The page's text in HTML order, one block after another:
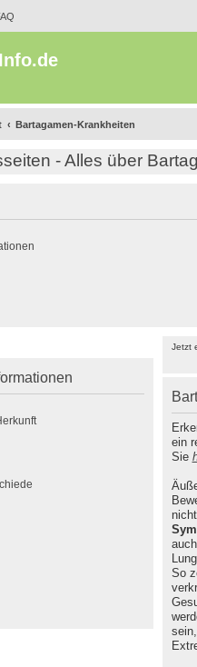
Bartagamen-Krankheiten
- Alles über
Jetzt
ein
Sie
So